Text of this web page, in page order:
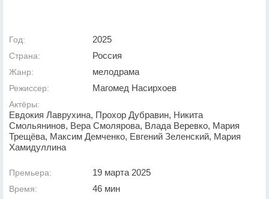
Год: 2025
Страна: Россия
Жанр: мелодрама
Режиссер: Магомед Насирхоев
Актёры:
Евдокия Лаврухина, Прохор Дубравин, Никита
Смольянинов, Вера Смолярова, Влада Веревко, Мария
Трещёва, Максим Демченко, Евгений Зеленский, Мария
Хамидуллина
Премьера: 19 марта 2025
Время: 46 мин